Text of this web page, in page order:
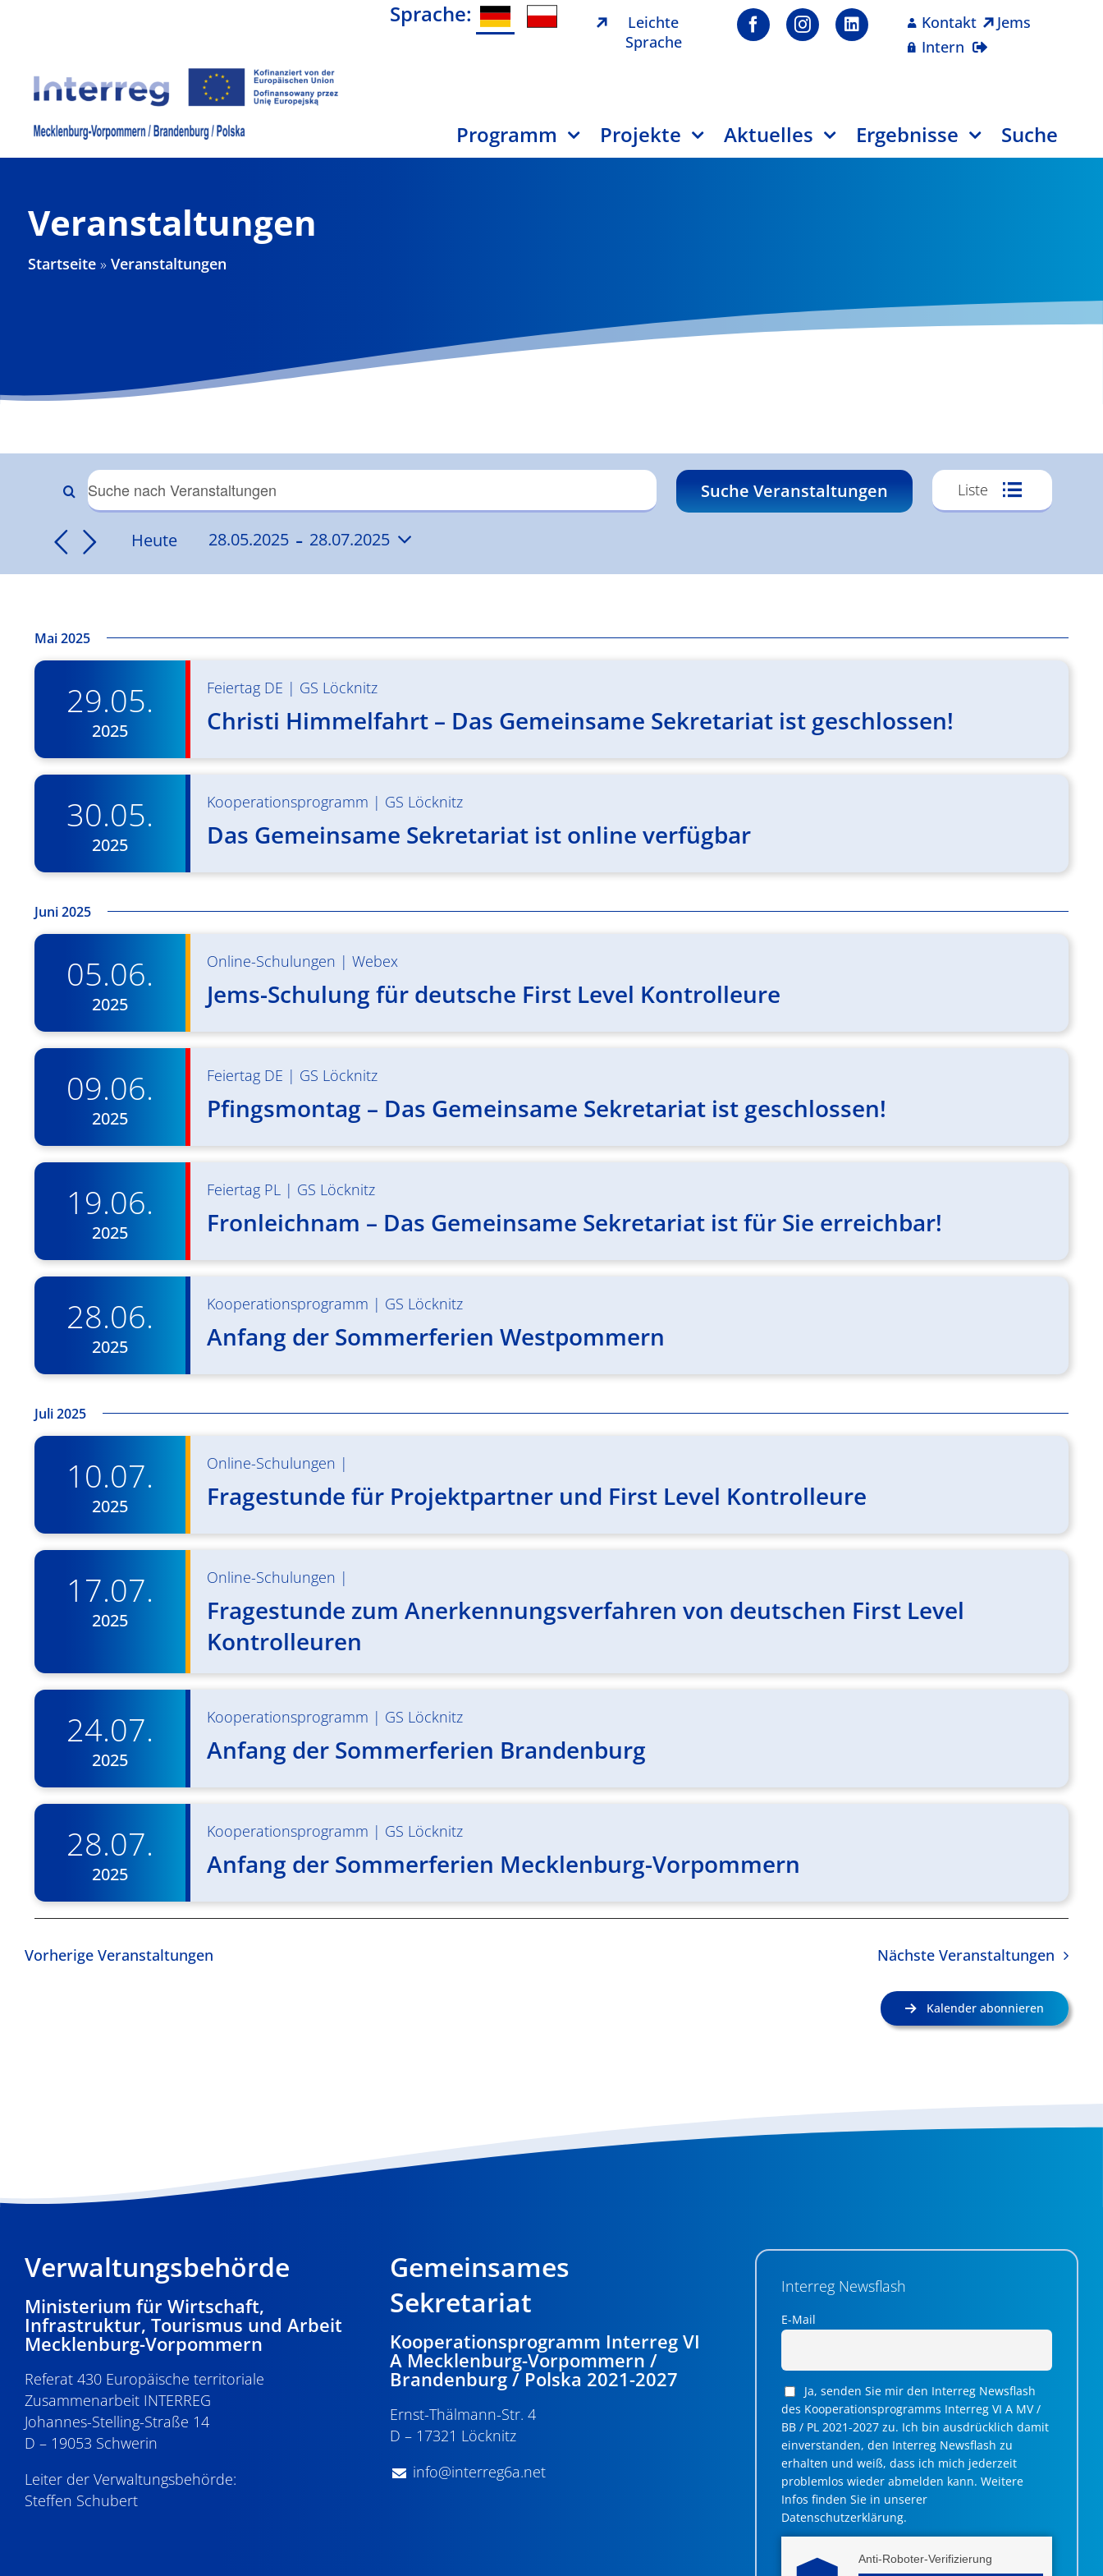
Sprache:
Leichte
Sprache
Kontakt
Jems
Intern
Programm Projekte Aktuelles Ergebnisse Suche
Veranstaltungen
Startseite »Veranstaltungen
Veranstaltungen
Suche
Ansichten,
Navigation
Bitte
eingeben.
Schlüsselwort.
Suche Veranstaltungen Liste
Heute 28.05.2025 - 28.07.2025
Datum
Mai 2025
29.05.
2025
Feiertag DE | GS Löcknitz
Christi Himmelfahrt – Das Gemeinsame Sekretariat ist geschlossen!
30.05.
2025
Kooperationsprogramm | GS Löcknitz
Das Gemeinsame Sekretariat ist online verfügbar
Juni 2025
05.06.
2025
Online-Schulungen | Webex
Jems-Schulung für deutsche First Level Kontrolleure
09.06.
2025
Feiertag DE | GS Löcknitz
Pfingsmontag – Das Gemeinsame Sekretariat ist geschlossen!
19.06.
2025
Feiertag PL | GS Löcknitz
Fronleichnam – Das Gemeinsame Sekretariat ist für Sie erreichbar!
28.06.
2025
Kooperationsprogramm | GS Löcknitz
Anfang der Sommerferien Westpommern
Juli 2025
10.07.
2025
Online-Schulungen |
Fragestunde für Projektpartner und First Level Kontrolleure
17.07.
2025
Online-Schulungen |
Fragestunde zum Anerkennungsverfahren von deutschen First Level
Kontrolleuren
24.07.
2025
Kooperationsprogramm | GS Löcknitz
Anfang der Sommerferien Brandenburg
28.07.
2025
Kooperationsprogramm | GS Löcknitz
Anfang der Sommerferien Mecklenburg-Vorpommern
VorherigeVeranstaltungen NächsteVeranstaltungen
Kalender abonnieren
Verwaltungsbehörde
Ministerium für Wirtschaft,
Infrastruktur, Tourismus und Arbeit
Mecklenburg-Vorpommern
Referat 430 Europäische territoriale
Zusammenarbeit INTERREG
Johannes-Stelling-Straße 14
D – 19053 Schwerin
Leiter der Verwaltungsbehörde:
Steffen Schubert
Gemeinsames
Sekretariat
Kooperationsprogramm Interreg VI
A Mecklenburg-Vorpommern /
Brandenburg / Polska 2021-2027
Ernst-Thälmann-Str. 4
D – 17321 Löcknitz
info@interreg6a.net
Interreg Newsflash
E-Mail
Ja, senden Sie mir den Interreg Newsflash
des Kooperationsprogramms Interreg VI A MV /
BB / PL 2021-2027 zu. Ich bin ausdrücklich damit
einverstanden, den Interreg Newsflash zu
erhalten und weiß, dass ich mich jederzeit
problemlos wieder abmelden kann. Weitere
Infos finden Sie in unserer
Datenschutzerklärung.
Anti-Roboter-Verifizierung